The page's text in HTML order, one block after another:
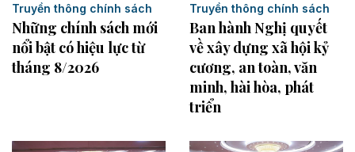
Truyền thông chính sách
Những chính sách mới
nổi bật có hiệu lực từ
tháng 8/2026
Truyền thông chính sách
Ban hành Nghị quyết
về xây dựng xã hội kỷ
cương, an toàn, văn
minh, hài hòa, phát
triển